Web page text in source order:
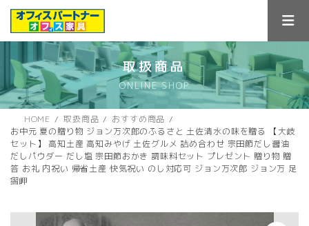
ス
キ
ン
に
取扱商品
ONLINE SHOP
HOME 取扱商品
おすすめ商品
お中元 夏の贈り物 ジョン万次郎のふるさと 土佐清水の味を贈る 【大岐
セット】 高知土産 高知みやげ 土佐グルメ 詰め合わせ 宗田節だし醤油
だしパウダー だし塩 宗田節おかき 調味料セット プレゼント 贈り物 贈
答 お礼 内祝い 帰省土産 快気祝い のし対応可 ジョン万次郎 ジョン万 足
摺岬